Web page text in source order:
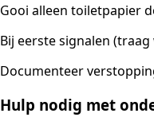
Gooi alleen toiletpapier
Bij eerste signalen
Documenteer
Hulp nodig met